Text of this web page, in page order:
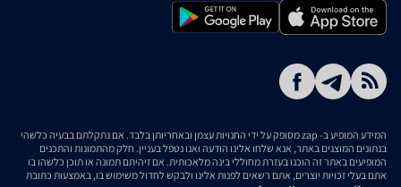
המידע המופיע ב- zap מסופק על ידי החנויות עצמן ובאחריותן בלבד. אם נתקלתם בבעיה כלשהי
בנתונים המוצגים באתר, אנא שלחו אלינו הודעה ואנו נטפל בעניין. חלק מהתמונות והתכנים
המופיעים באתר זה הוכנו בעזרת מחוללי בינה מלאכותית. אם זיהיתם תמונה או תוכן כלשהו בו
אתם בעלי זכויות יוצרים, אתם רשאים לפנות אלינו ולבקש לחדול משימוש בו, באמצעות כתובת